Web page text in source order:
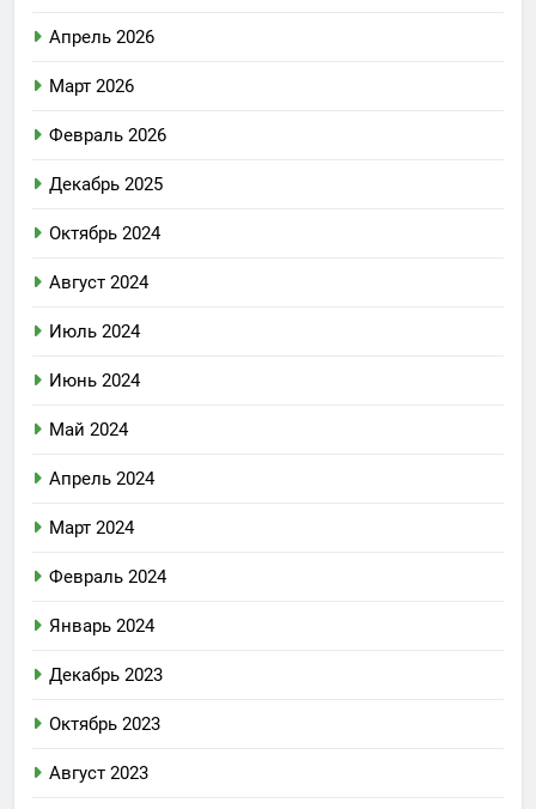
Апрель 2026
Март 2026
Февраль 2026
Декабрь 2025
Октябрь 2024
Август 2024
Июль 2024
Июнь 2024
Май 2024
Апрель 2024
Март 2024
Февраль 2024
Январь 2024
Декабрь 2023
Октябрь 2023
Август 2023